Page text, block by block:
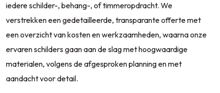
iedere schilder-, behang-, of timmeropdracht. We
verstrekken een gedetailleerde, transparante offerte met
een overzicht van kosten en werkzaamheden, waarna onze
ervaren schilders gaan aan de slag met hoogwaardige
materialen, volgens de afgesproken planning en met
aandacht voor detail.